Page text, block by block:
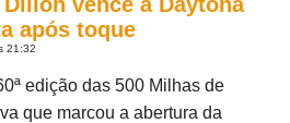
após toque
21:32
edição das 500 Milhas de
que marcou a abertura da